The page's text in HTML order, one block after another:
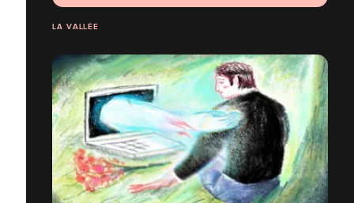
LA VALLÉE